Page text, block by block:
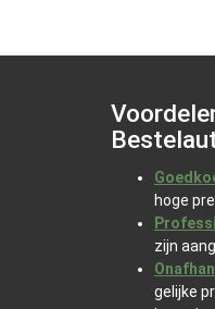
hoge
zijn
gelijke